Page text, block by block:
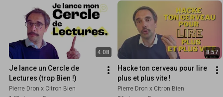
de la lecture Business & Développement Personnel : Rejoins mon Cercle de Lecture :
https://coaching.citronbien.com/cercle-lecture
4:08
Je lance un Cercle de
Lectures (trop Bien !)
Pierre Dron x Citron Bien
8:57
Hacke ton cerveau pour lire
plus et plus vite !
Pierre Dron x Citron Bien